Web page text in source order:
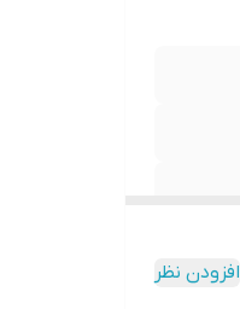
افزودن نظر